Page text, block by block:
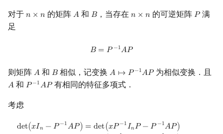
对于 𝑛 × 𝑛
n ×n 的矩阵 𝐴
A和 𝐵
B，当存在 𝑛 × 𝑛
n×n 的可逆矩阵 𝑃
P满
足
𝐵 = 𝑃 −1𝐴𝑃
B= P−1A P
则矩阵 𝐴
A 和 𝐵
B 相似，记变换𝐴 ↦ 𝑃 −1𝐴𝑃
A↦P−1AP 为相似变换．且
𝐴
A 和 𝑃 −1𝐴𝑃
P−1AP 有相同的特征多项式．
考虑
det(𝑥𝐼𝑛 −𝑃 −1𝐴𝑃) = det(𝑥𝑃 −1𝐼𝑛𝑃 −𝑃 −1𝐴𝑃)
det(xIn−P− 1AP)=det(x P− 1InP−P−1AP)=det (P−1xInP−